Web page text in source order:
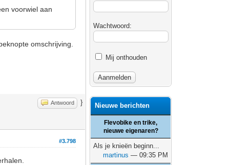
voorwiel aan
omschrijving.
Antwoord }
#3.798
Wachtwoord:
Mij onthouden
Nieuwe berichten
Flevobike en trike,
nieuwe eigenaren?
Als je knieën beginn...
martinus — 09:35 PM